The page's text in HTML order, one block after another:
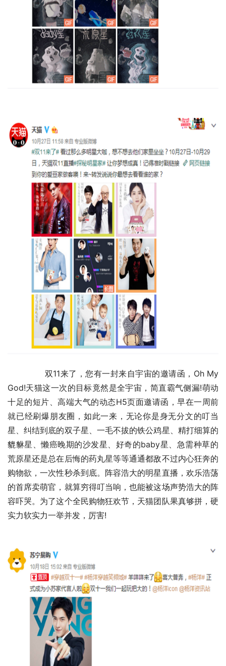
God!天猫这一次的目标竟然是全宇宙，简直霸气侧漏!萌动
十足的短片、高端大气的动态H5页面邀请函，早在一周前
就已经刷爆朋友圈，如此一来，无论你是身无分文的叮当
星、纠结到底的双子星、一毛不拔的铁公鸡星、精打细算的
貔貅星、懒癌晚期的沙发星、好奇的baby星、急需种草的
荒原星还是总在后悔的药丸星等等通通都敌不过内心狂奔的
购物欲，一次性秒杀到底。阵容浩大的明星直播，欢乐浩荡
的首席卖萌官，就算穷得叮当响，也能被这场声势浩大的阵
容吓哭。为了这个全民购物狂欢节，天猫团队果真够拼，硬
实力软实力一举并发，厉害!